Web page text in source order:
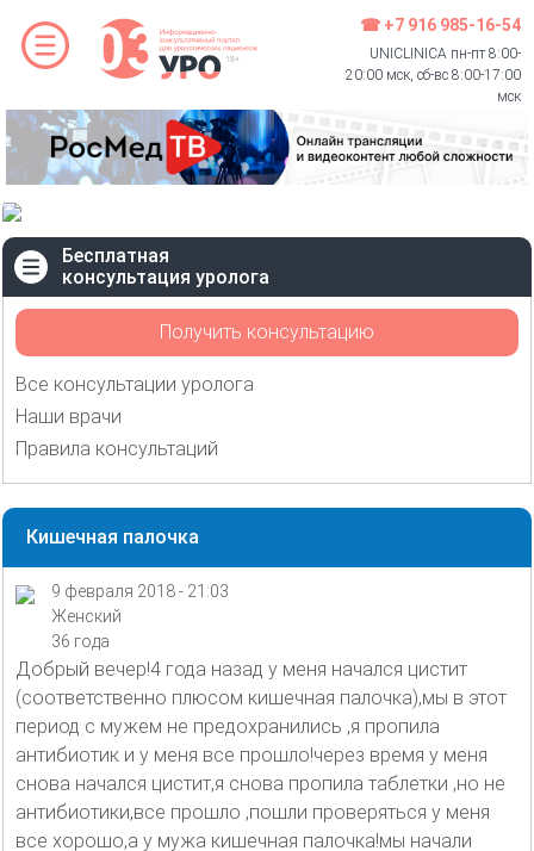
☎ +7 916 985-16-54
UNICLINICA пн-пт 8:00-
20:00 мск, сб-вс 8:00-17:00
мск
Бесплатная
консультация уролога
Получить консультацию
Все консультации уролога
Наши врачи
Правила консультаций
Кишечная палочка
9 февраля 2018 - 21:03
Женский
36 года
Добрый вечер!4 года назад у меня начался цистит
(соответственно плюсом кишечная палочка),мы в этот
период с мужем не предохранились ,я пропила
антибиотик и у меня все прошло!через время у меня
снова начался цистит,я снова пропила таблетки ,но не
антибиотики,все прошло ,пошли проверяться у меня
все хорошо,а у мужа кишечная палочка!мы начали